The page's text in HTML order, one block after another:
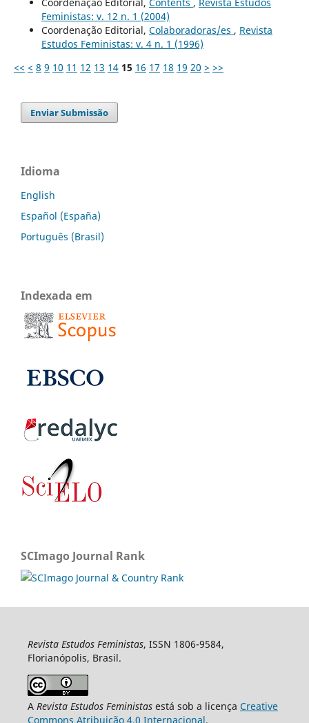
Feministas: v. 12 n. 1 (2004)
Coordenação Editorial, Colaboradoras/es , Revista
Estudos Feministas: v. 4 n. 1 (1996)
<< < 8 9 10 11 12 13 14 15 16 17 18 19 20 > >>
Enviar Submissão
Idioma
English
Español (España)
Português (Brasil)
Indexada em
SCImago Journal Rank
Revista Estudos Feministas, ISSN 1806-9584,
Florianópolis, Brasil.
A Revista Estudos Feministasestá sob a licença Creative
Commons Atribuição 4.0 Internacional.